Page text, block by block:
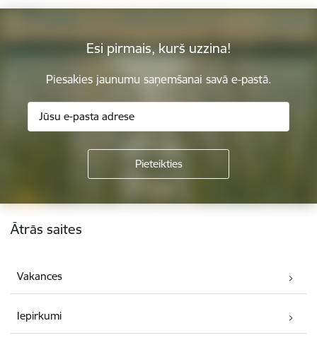
Esi pirmais, kurš uzzina!
Piesakies jaunumu saņemšanai savā e-pastā.
Kājene
Ātrās saites
Vakances
Iepirkumi